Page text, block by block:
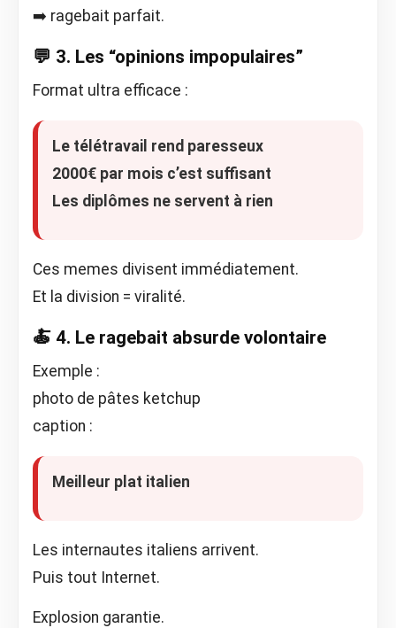
➡️ ragebait parfait.
💬 3. Les “opinions impopulaires”
Format ultra efficace :
Le télétravail rend paresseux
2000€ par mois c’est suffisant
Les diplômes ne servent à rien
Ces memes divisent immédiatement.
Et la division = viralité.
🍝 4. Le ragebait absurde volontaire
Exemple :
photo de pâtes ketchup
caption :
Meilleur plat italien
Les internautes italiens arrivent.
Puis tout Internet.
Explosion garantie.